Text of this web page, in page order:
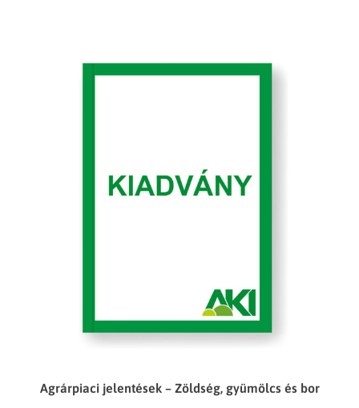
Agrárpiaci jelentések – Zöldség, gyümölcs és bor